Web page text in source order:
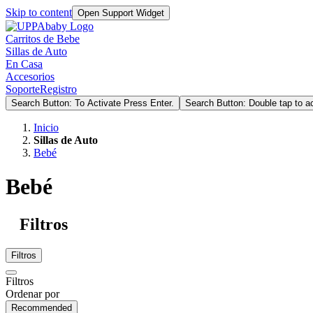
Skip to content Open Support Widget
Carritos de Bebe
Sillas de Auto
En Casa
Accesorios
SoporteRegistro
Search Button: To Activate Press Enter. Search Button: Double tap to
Inicio
Sillas de Auto
Bebé
Bebé
Filtros
Filtros
Filtros
Ordenar por
Recommended